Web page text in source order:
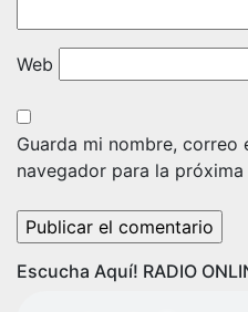
Web
Guarda mi nombre,
navegador para la
Escucha Aquí! RADIO